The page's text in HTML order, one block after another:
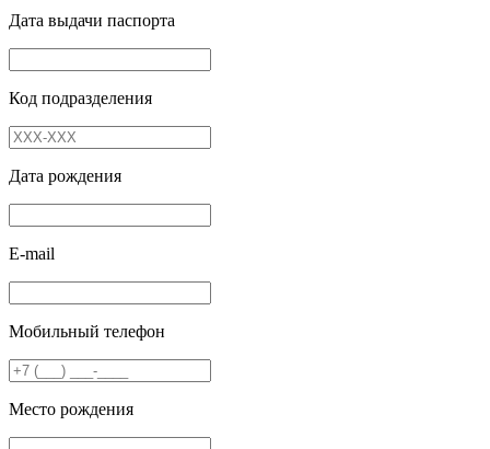
Дата выдачи паспорта
Код подразделения
Дата рождения
E-mail
Мобильный телефон
Место рождения